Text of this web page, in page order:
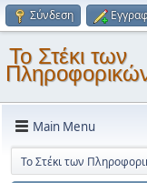
Σύνδεση
Το Στέκι των
Main Menu
Το Στέκι των